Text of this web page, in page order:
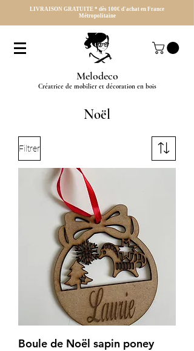
LIVRAISON GRATUITE * dès 100€ d'achat en France
Métropolitaine
Melodeco
Créatrice de mobilier et décoration en bois
Noël
Filtrer
Boule de Noël sapin poney